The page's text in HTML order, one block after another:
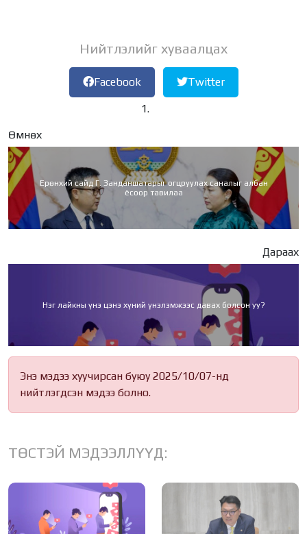
Нийтлэлийг хуваалцах
Facebook Twitter
Өмнөх
Ерөнхий сайд Г. Занданшатарыг огцруулах саналыг албан
ёсоор тавилаа
Дараах
Нэг лайкны үнэ цэнэ хүний үнэлэмжээс давах болсон уу?
Энэ мэдээ хуучирсан буюу 2025/10/07-нд
нийтлэгдсэн мэдээ болно.
ТӨСТЭЙ МЭДЭЭЛЛҮҮД: